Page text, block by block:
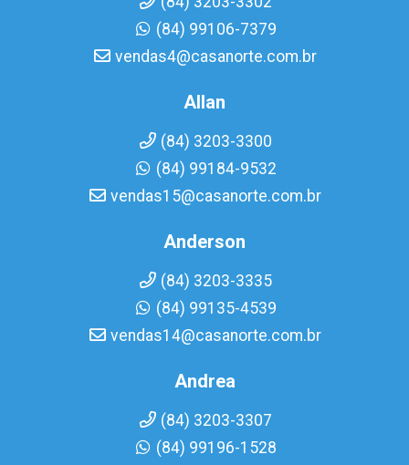
(84) 99106-7379
vendas4@casanorte.com.br
Allan
(84) 3203-3300
(84) 99184-9532
vendas15@casanorte.com.br
Anderson
(84) 3203-3335
(84) 99135-4539
vendas14@casanorte.com.br
Andrea
(84) 3203-3307
(84) 99196-1528